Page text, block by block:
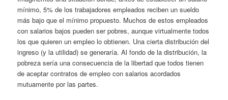
mínimo, 5% de los trabajadores empleados reciben un sueldo
más bajo que el mínimo propuesto. Muchos de estos empleados
con salarios bajos pueden ser pobres, aunque virtualmente todos
los que quieren un empleo lo obtienen. Una cierta distribución del
ingreso (y la utilidad) se generaría. Al fondo de la distribución, la
pobreza sería una consecuencia de la libertad que todos tienen
de aceptar contratos de empleo con salarios acordados
mutuamente por las partes.